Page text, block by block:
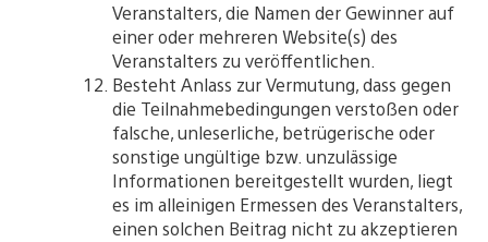
Veranstalters, die Namen der Gewinner auf
einer oder mehreren Website(s) des
Veranstalters zu veröffentlichen.
Besteht Anlass zur Vermutung, dass gegen
die Teilnahmebedingungen verstoßen oder
falsche, unleserliche, betrügerische oder
sonstige ungültige bzw. unzulässige
Informationen bereitgestellt wurden, liegt
es im alleinigen Ermessen des Veranstalters,
einen solchen Beitrag nicht zu akzeptieren